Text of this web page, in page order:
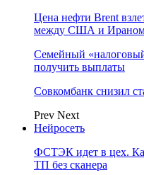
Цена нефти Brent
между США и
Семейный
получить выплаты
Совкомбанк снизил
Prev Next
Нейросеть
ФСТЭК идет в цех.
ТП без сканера